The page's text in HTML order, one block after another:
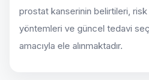
prostat kanserinin belirtileri, risk
yöntemleri ve güncel tedavi
amacıyla ele alınmaktadır.